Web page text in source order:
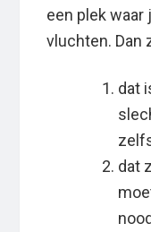
een plek waar
vluchten. Dan
dat
dat